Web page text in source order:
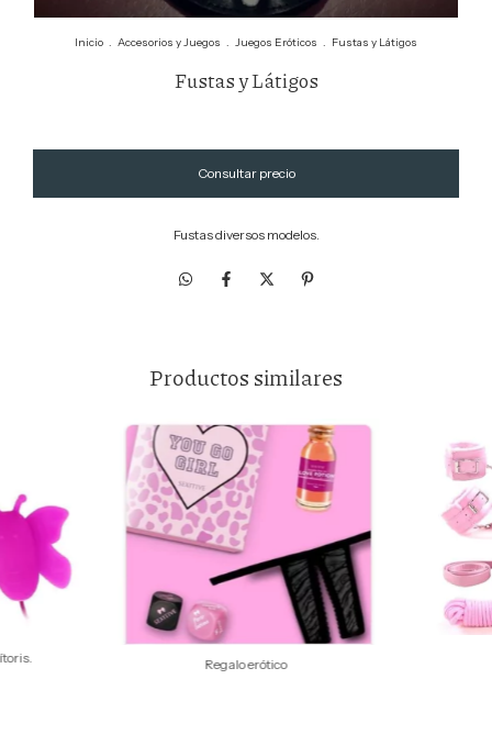
Inicio . Accesorios y Juegos . Juegos Eróticos . Fustas y Látigos
Fustas y Látigos
Fustas diversos modelos.
Productos similares
Regalo erótico